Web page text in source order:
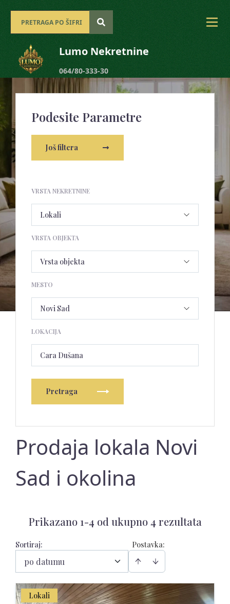
Lumo Nekretnine
064/80-333-30
Podesite Parametre
Još filtera
VRSTA NEKRETNINE
VRSTA OBJEKTA
MESTO
LOKACIJA
Cara Dušana
Pretraga
Prodaja lokala Novi
Sad i okolina
Prikazano 1-4 od ukupno 4 rezultata
Postavka:
Sortiraj:
po datumu
Lokali